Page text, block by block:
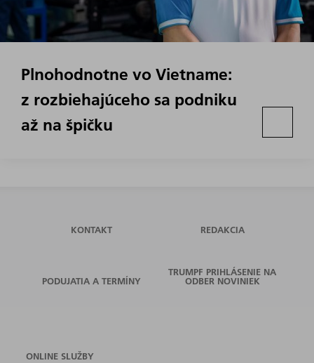
Plnohodnotne vo Vietname:
z rozbiehajúceho sa podniku
až na špičku
KONTAKT REDAKCIA
PODUJATIA A TERMÍNY
TRUMPF PRIHLÁSENIE NA
ODBER NOVINIEK
ONLINE SLUŽBY